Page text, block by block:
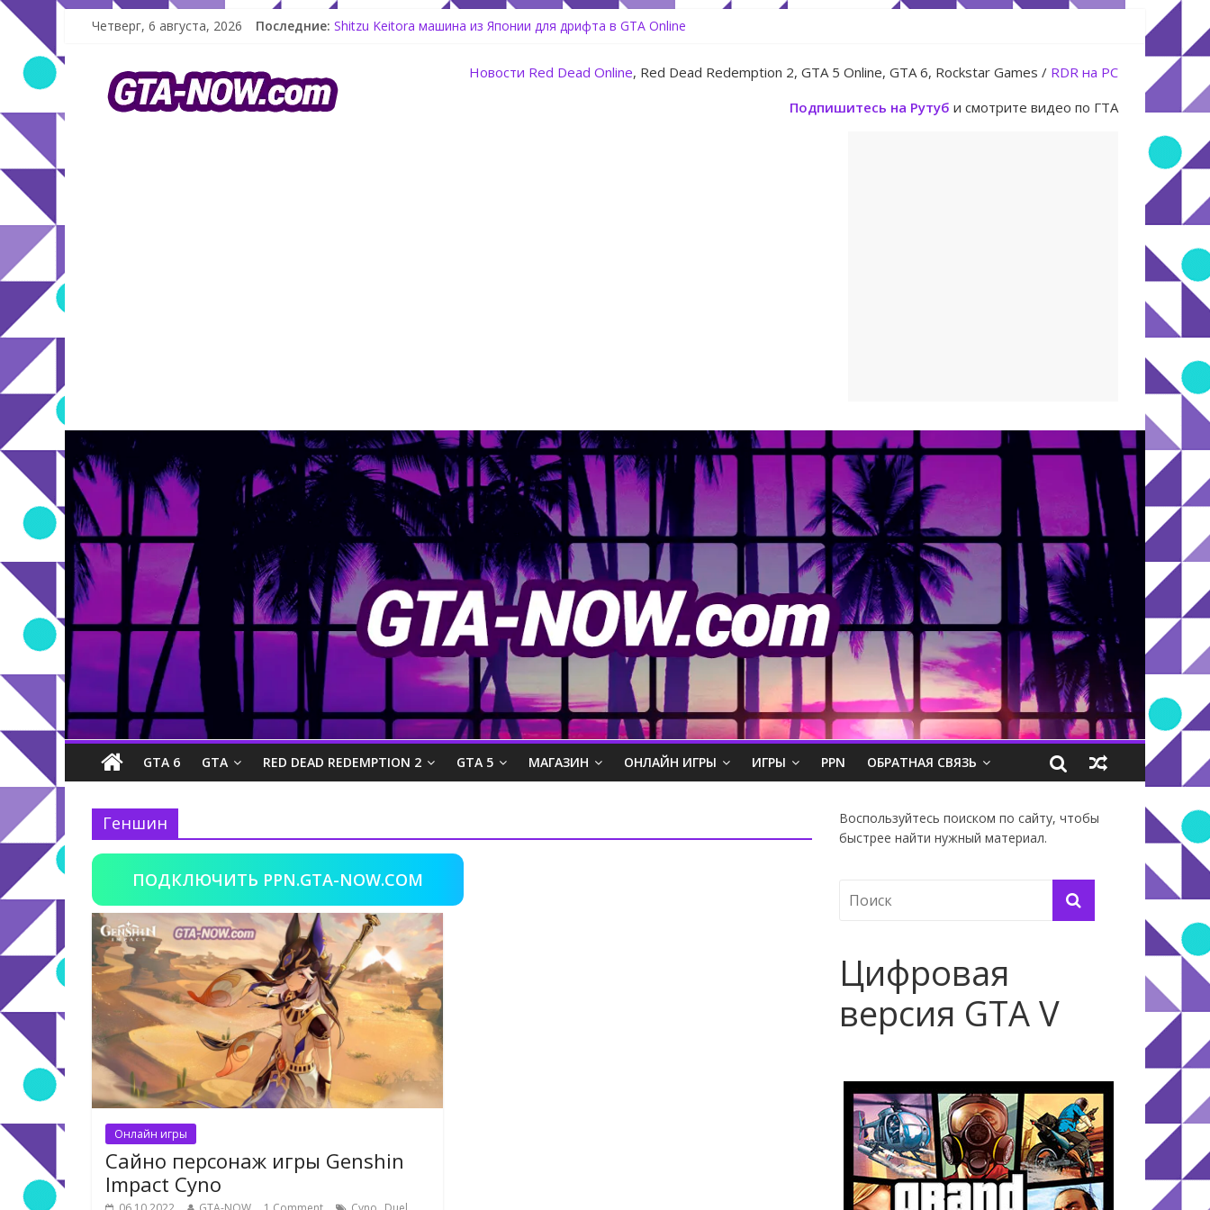
Четверг, 6 августа, 2026 Последние:
Как создать аккаунт Rockstar Games Social Club инструкция
Shitzu Keitora машина из Японии для дрифта в GTA Online
GTA Online: Rockstar запускает программу Fine Art Collector с наградами
Летнее обновление для GTA 5 Online The Kortz Center Heist
Новости Red Dead Online, Red Dead Redemption 2, GTA 5 Online, GTA 6, Rockstar Games / RDR на PC
Подпишитесь на Рутуб и смотрите видео по ГТА
GTA 6 GTA RED DEAD REDEMPTION 2 GTA 5 МАГАЗИН ОНЛАЙН ИГРЫ ИГРЫ PPN ОБРАТНАЯ СВЯЗЬ
Геншин
ПОДКЛЮЧИТЬ PPN.GTA-NOW.COM
Онлайн игры
Сайно персонаж игры Genshin
Impact Cyno
Воспользуйтесь поиском по сайту, чтобы
быстрее найти нужный материал.
Цифровая
версия GTA V